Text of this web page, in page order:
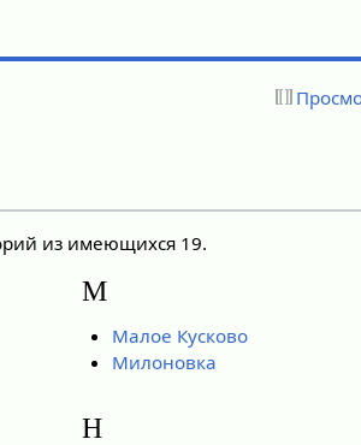
из имеющихся 19.
М
Малое Кусково
Милоновка
Н